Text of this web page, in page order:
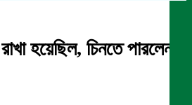
হয়েছিল, চিনতে পারলেন